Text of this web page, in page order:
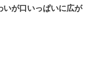
いが口いっぱいに広が